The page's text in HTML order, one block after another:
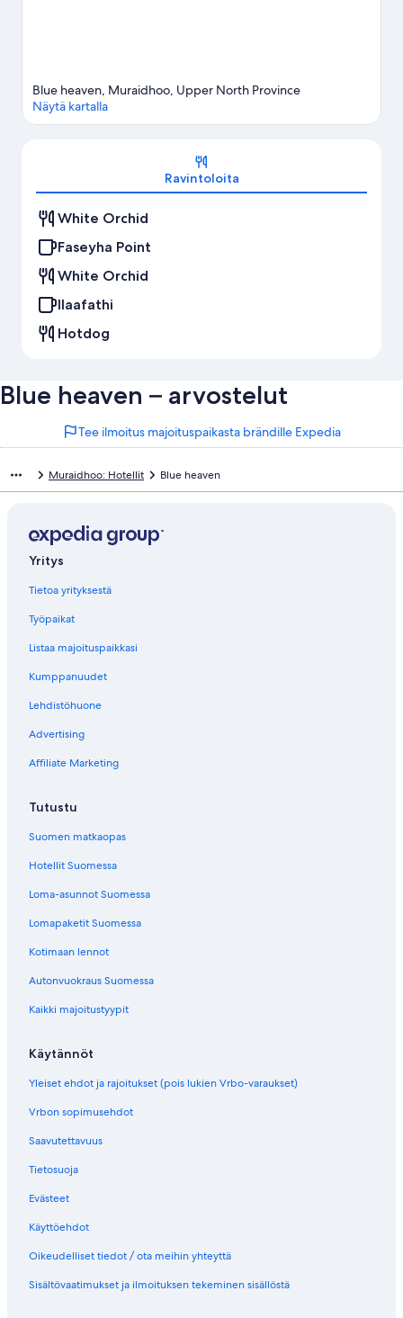
Kartta
Blue heaven, Muraidhoo, Upper North Province
Näytä kartalla
Ravintoloita
White Orchid
Faseyha Point
White Orchid
Ilaafathi
Hotdog
Blue heaven – arvostelut
Tee ilmoitus majoituspaikasta brändille Expedia
Muraidhoo: Hotellit Blue heaven
Yritys
Tietoa yrityksestä
Työpaikat
Listaa majoituspaikkasi
Kumppanuudet
Lehdistöhuone
Advertising
Affiliate Marketing
Tutustu
Suomen matkaopas
Hotellit Suomessa
Loma-asunnot Suomessa
Lomapaketit Suomessa
Kotimaan lennot
Autonvuokraus Suomessa
Kaikki majoitustyypit
Käytännöt
Yleiset ehdot ja rajoitukset (pois lukien Vrbo-varaukset)
Vrbon sopimusehdot
Saavutettavuus
Tietosuoja
Evästeet
Käyttöehdot
Oikeudelliset tiedot / ota meihin yhteyttä
Sisältövaatimukset ja ilmoituksen tekeminen sisällöstä